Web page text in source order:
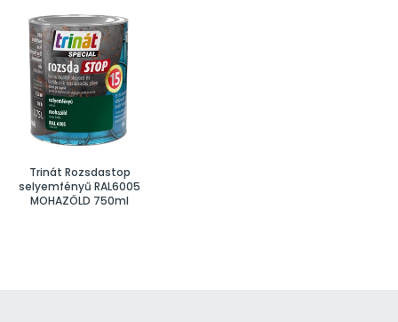
Trinát Rozsdastop
selyemfényű RAL6005
MOHAZÖLD 750ml